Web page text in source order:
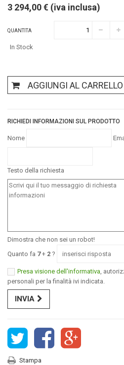
3 294,00 € (iva inclusa)
QUANTITA
In Stock
AGGIUNGI AL CARRELLO
RICHIEDI INFORMAZIONI SUL PRODOTTO
Nome
Testo della richiesta
Dimostra che non sei un robot!
Quanto fa 7+ 2 ?
Presa visione dell'informativa ,
personali per la finalità ivi indicata.
INVIA
Stampa